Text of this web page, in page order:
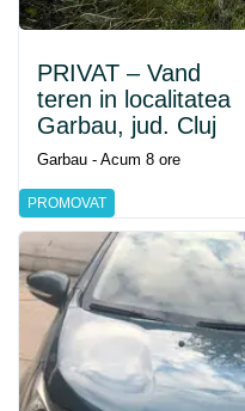
PROMOVAT
PRIVAT – Vand
teren in localitatea
Garbau, jud. Cluj
Garbau - Acum 8 ore